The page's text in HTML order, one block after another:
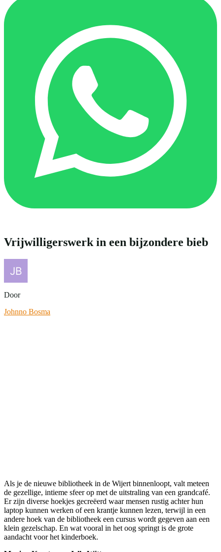
Vrijwilligerswerk in een bijzondere bieb
Door
Johnno Bosma
Als je de nieuwe bibliotheek in de Wijert binnenloopt, valt meteen
de gezellige, intieme sfeer op met de uitstraling van een grandcafé.
Er zijn diverse hoekjes gecreëerd waar mensen rustig achter hun
laptop kunnen werken of een krantje kunnen lezen, terwijl in een
andere hoek van de bibliotheek een cursus wordt gegeven aan een
klein gezelschap. En wat vooral in het oog springt is de grote
aandacht voor het kinderboek.